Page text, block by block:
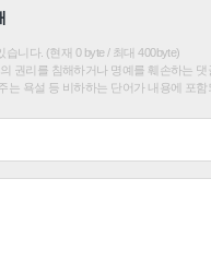
습니다. (현재 0 byte / 최대 400byte)
권리를 침해하거나 명예를 훼손하는
는 욕설 등 비하하는 단어가 내용에 포